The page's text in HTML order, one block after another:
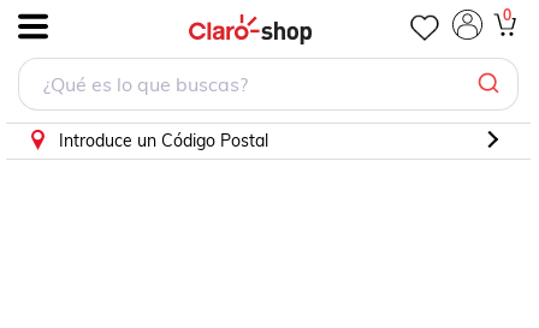
0
Introduce un Código Postal
PorCategorías
PorMarcas
PorDescuento